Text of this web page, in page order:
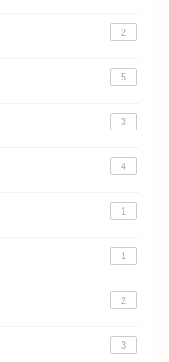
2
5
3
4
1
1
2
3